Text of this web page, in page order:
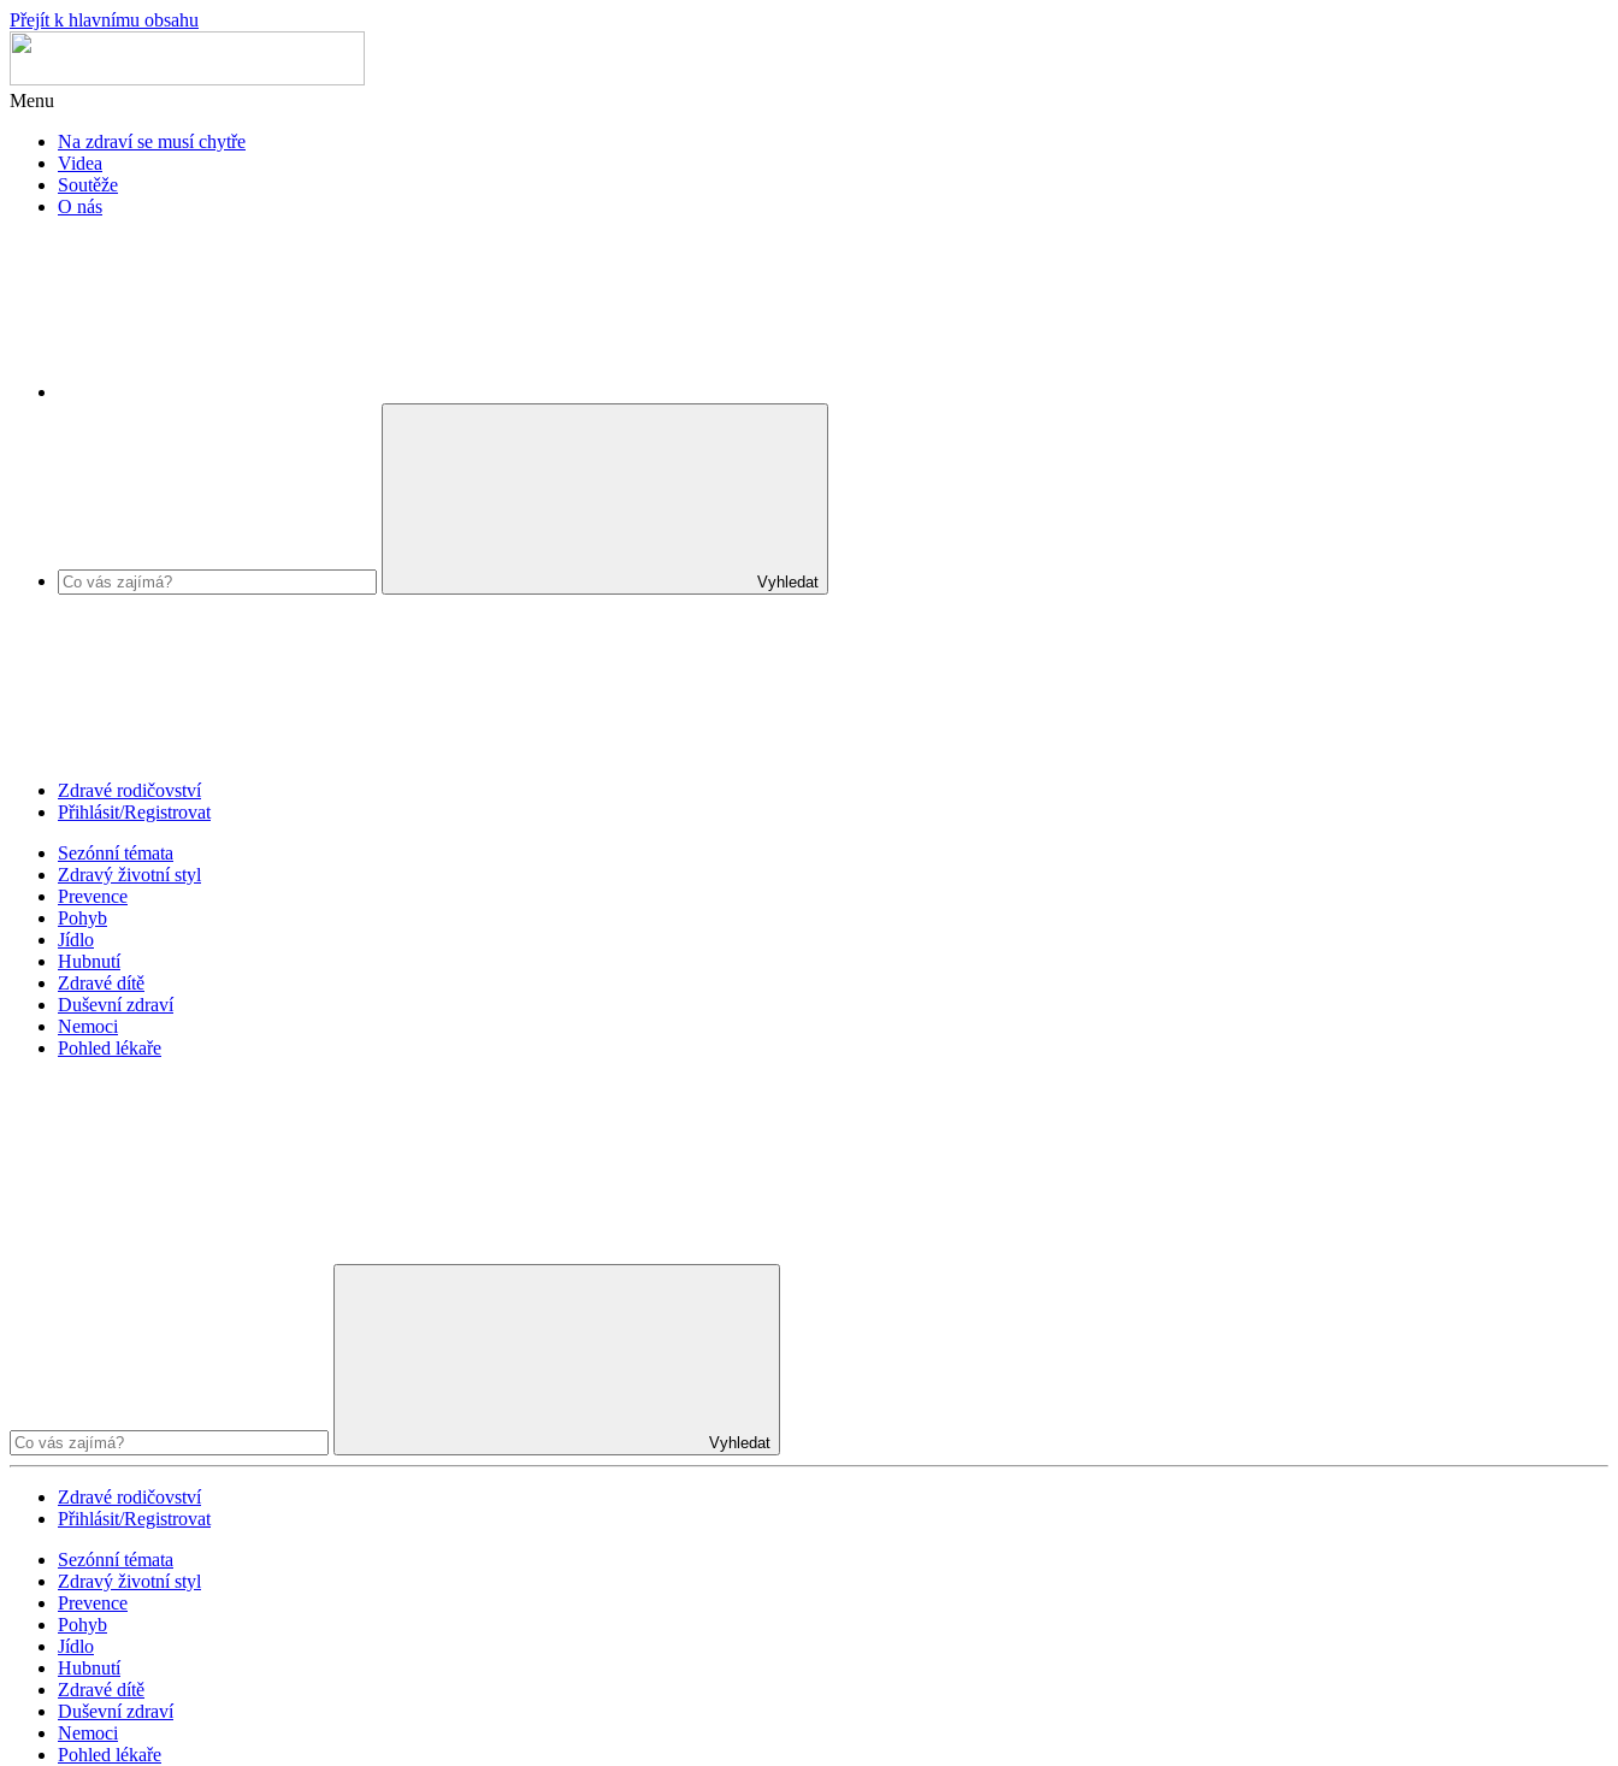
Přejít k hlavnímu obsahu
Menu
Na zdraví se musí chytře
Videa
Soutěže
O nás
Vyhledat
Zdravé rodičovství
Přihlásit/Registrovat
Sezónní témata
Zdravý životní styl
Prevence
Pohyb
Jídlo
Hubnutí
Zdravé dítě
Duševní zdraví
Nemoci
Pohled lékaře
Vyhledat
Zdravé rodičovství
Přihlásit/Registrovat
Sezónní témata
Zdravý životní styl
Prevence
Pohyb
Jídlo
Hubnutí
Zdravé dítě
Duševní zdraví
Nemoci
Pohled lékaře